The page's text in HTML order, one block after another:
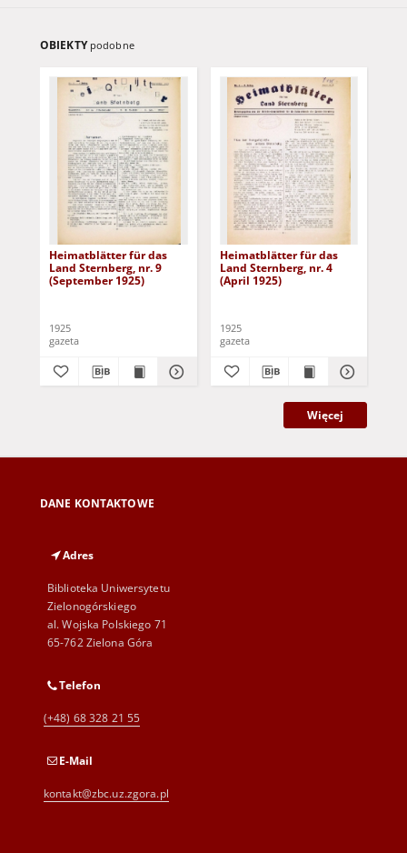
OBIEKTY podobne
Heimatblätter für das
Land Sternberg, nr. 9
(September 1925)
1925
gazeta
Heimatblätter für das
Land Sternberg, nr. 4
(April 1925)
1925
gazeta
Więcej
DANE KONTAKTOWE
Adres
Biblioteka Uniwersytetu
Zielonogórskiego
al. Wojska Polskiego 71
65-762 Zielona Góra
Telefon
(+48) 68 328 21 55
E-Mail
kontakt@zbc.uz.zgora.pl